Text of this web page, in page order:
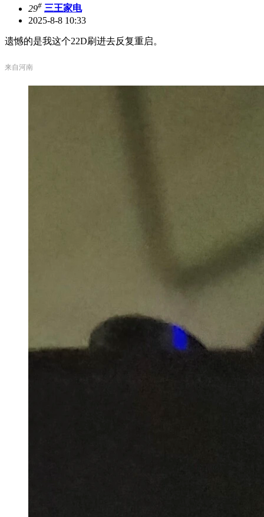
29# 三王家电
2025-8-8 10:33
遗憾的是我这个22D刷进去反复重启。
来自河南